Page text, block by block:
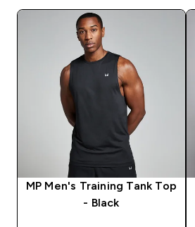
MP Men's Training Tank Top
- Black